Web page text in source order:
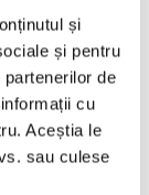
și
și pentru
de
cu
Aceștia le
sau culese
de-a 21-a